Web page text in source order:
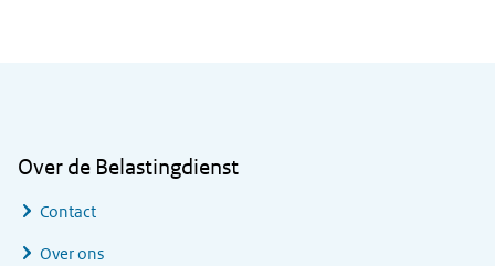
Over de Belastingdienst
Contact
Over ons